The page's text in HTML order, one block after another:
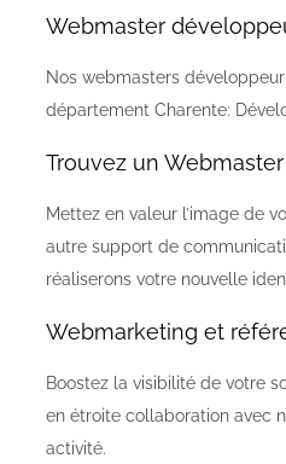
Webmaster
Nos webmasters
département Charente:
Trouvez un
Mettez en valeur l’image de
autre support de
réaliserons votre nouvelle
Webmarketing et
Boostez la visibilité de votre
en étroite collaboration avec
activité.